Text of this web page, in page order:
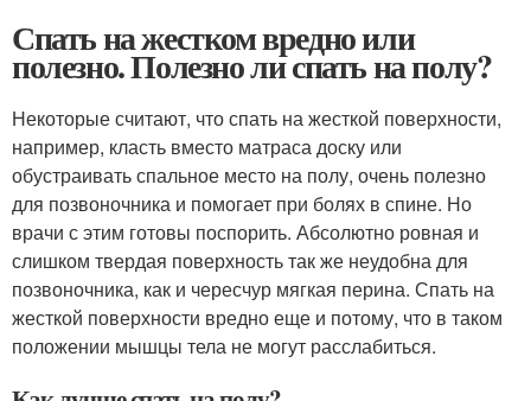
Спать на жестком вредно или
полезно. Полезно ли спать на полу?
Некоторые считают, что спать на жесткой поверхности,
например, класть вместо матраса доску или
обустраивать спальное место на полу, очень полезно
для позвоночника и помогает при болях в спине. Но
врачи с этим готовы поспорить. Абсолютно ровная и
слишком твердая поверхность так же неудобна для
позвоночника, как и чересчур мягкая перина. Спать на
жесткой поверхности вредно еще и потому, что в таком
положении мышцы тела не могут расслабиться.